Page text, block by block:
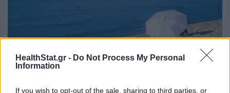
HealthStat.gr - Do Not Process My Personal
Information
If you wish to opt-out of the sale, sharing to third parties, or